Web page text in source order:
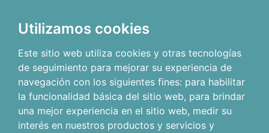
Utilizamos cookies
Este sitio web utiliza cookies y otras tecnologías
de seguimiento para mejorar su experiencia de
navegación con los siguientes fines: para habilitar
la funcionalidad básica del sitio web, para brindar
una mejor experiencia en el sitio web, medir su
interés en nuestros productos y servicios y